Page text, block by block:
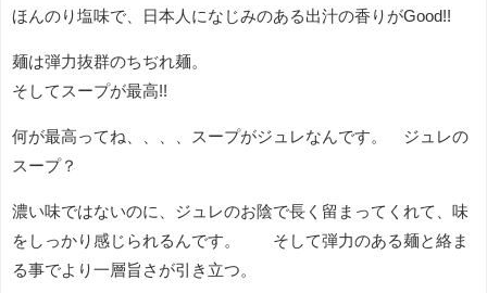
ほんのり塩味で、日本人になじみのある出汁の香りがGood!!
麺は弾力抜群のちぢれ麺。
そしてスープが最高!!
何が最高ってね、、、、スープがジュレなんです。 ジュレの
スープ？
濃い味ではないのに、ジュレのお陰で長く留まってくれて、味
をしっかり感じられるんです。 そして弾力のある麺と絡ま
る事でより一層旨さが引き立つ。